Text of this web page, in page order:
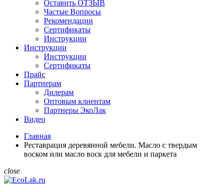
Оставить ОТЗЫВ
Частые Вопросы
Рекомендации
Сертификаты
Инструкции
Инструкции
Инструкции
Сертификаты
Прайс
Партнерам
Дилерам
Оптовым клиентам
Партнеры ЭкоЛак
Видео
Главная
Реставрация деревянной мебели. Масло с твердым
воском или масло воск для мебели и паркета
close